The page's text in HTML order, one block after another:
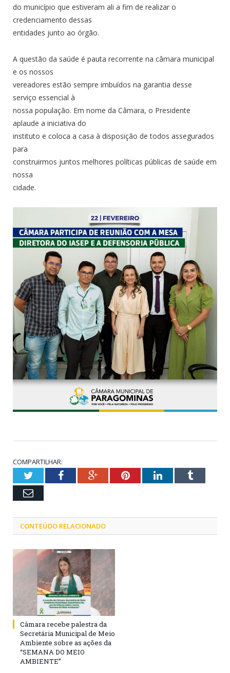
do município que estiveram ali a fim de realizar o
credenciamento dessas
entidades junto ao órgão.
A questão da saúde é pauta recorrente na câmara municipal
e os nossos
vereadores estão sempre imbuídos na garantia desse
serviço essencial à
nossa população. Em nome da Câmara, o Presidente
aplaude a iniciativa do
instituto e coloca a casa à disposição de todos assegurados
para
construirmos juntos melhores políticas públicas de saúde em
nossa
cidade.
COMPARTILHAR:
TwitterFacebookGoogle+PinterestLinkedInTumblr
Email
CONTEÚDO RELACIONADO
Câmara recebe palestra da
Secretária Municipal de Meio
Ambiente sobre as ações da
“SEMANA DO MEIO
AMBIENTE”